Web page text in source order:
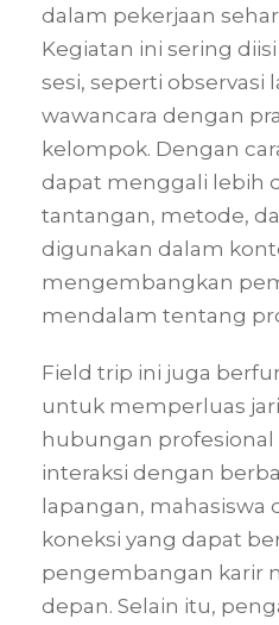
dalam pekerjaan
Kegiatan ini sering
sesi, seperti observasi
wawancara dengan
kelompok. Dengan
dapat menggali lebih
tantangan, metode,
digunakan dalam
mengembangkan
mendalam tentang
Field trip ini juga
untuk memperluas
hubungan profesional
interaksi dengan
lapangan,
koneksi yang dapat
pengembangan karir
depan. Selain itu,